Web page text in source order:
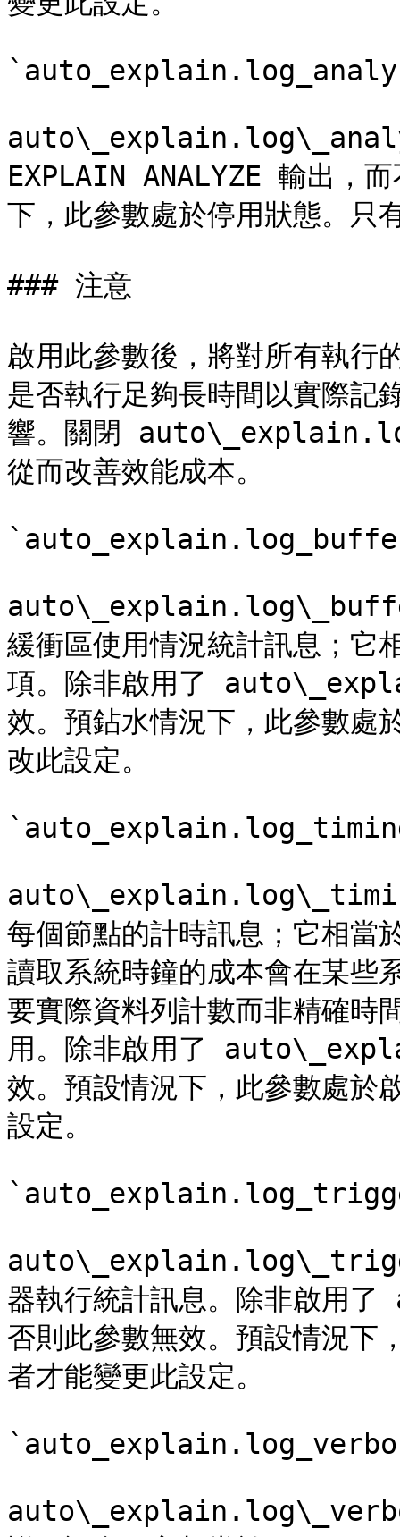
EXPLAIN ANALYZE 輸出，
下，此參數處於停用狀態。只
### 注意
啟用此參數後，將對所有執行
是否執行足夠長時間以實際記
響。關閉
從而改善效能成本。
緩衝區使用情況統計訊息；
項。除非啟用了
效。預鉆水情況下，此參數處
改此設定。
auto\_explain.log\_timing
每個節點的計時訊息；它相
讀取系統時鐘的成本會在某些
要實際資料列計數而非精確時
用。除非啟用了
效。預設情況下，此參數處於
設定。
器執行統計訊息。除非啟
否則此參數無效。預設情況下
者才能變更此設定。